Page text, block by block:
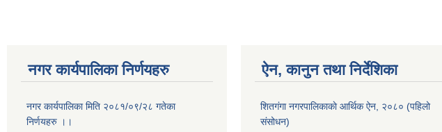
नगर कार्यपालिका निर्णयहरु
नगर कार्यपालिका मिति २०८१/०९/२८ गतेका
निर्णयहरु ।।
ऐन, कानुन तथा निर्देशिका
शितगंगा नगरपालिकाकाे आर्थिक ऐन, २०८० (पहिलो
संसोधन)